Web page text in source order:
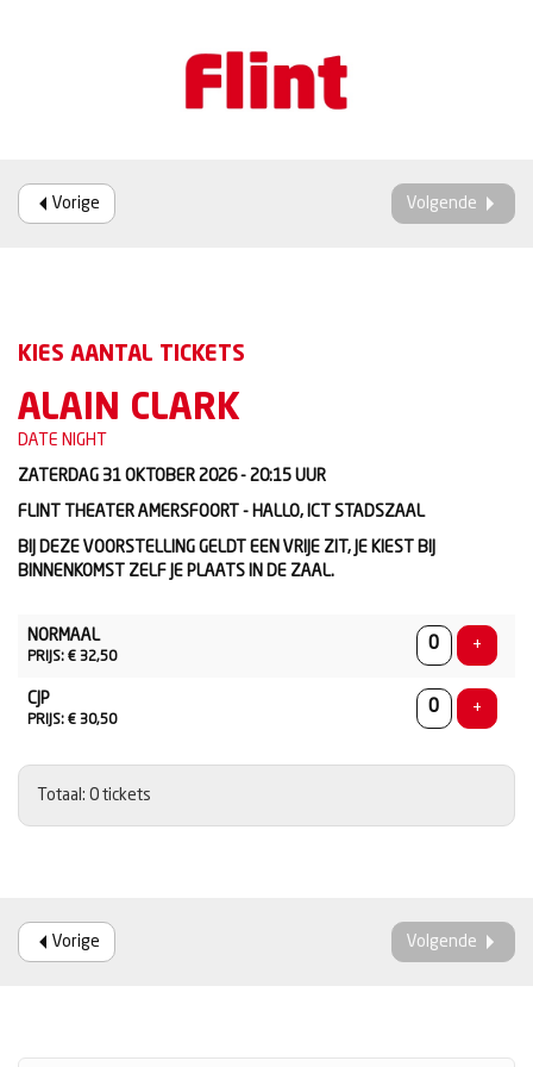
Vorige Volgende
KIES AANTAL TICKETS
ALAIN CLARK
DATE NIGHT
ZATERDAG 31 OKTOBER 2026 - 20:15 UUR
FLINT THEATER AMERSFOORT - HALLO, ICT STADSZAAL
BIJ DEZE VOORSTELLING GELDT EEN VRIJE ZIT, JE KIEST BIJ
BINNENKOMST ZELF JE PLAATS IN DE ZAAL.
NORMAAL
PRIJS: € 32,50
+
CJP
PRIJS: € 30,50
+
Totaal: 0 tickets
Vorige Volgende